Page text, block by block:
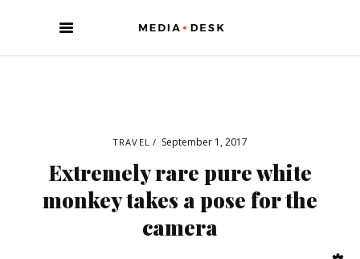
TRAVEL September 1, 2017
Extremely rare pure white
monkey takes a pose for the
camera